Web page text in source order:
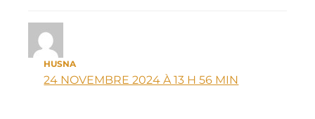
HUSNA
24 NOVEMBRE 2024 À 13 H 56 MIN